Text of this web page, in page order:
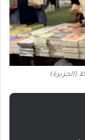
(الجزيرة)